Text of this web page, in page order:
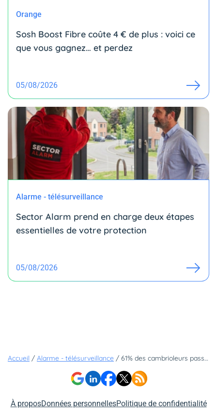
Orange
Sosh Boost Fibre coûte 4 € de plus : voici ce
que vous gagnez… et perdez
05/08/2026
Alarme - télésurveillance
Sector Alarm prend en charge deux étapes
essentielles de votre protection
05/08/2026
Accueil / Alarme - télésurveillance / 61% des cambrioleurs passent par la porte d'entrée pour entrer chez leurs victimes, selon cette étude
À proposDonnées personnellesPolitique de confidentialité